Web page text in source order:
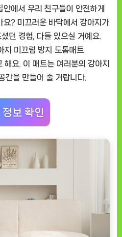
매
30x30cm”
솔
직
사
용
전
에서 우리 친구들이 안전하게
요? 미끄러운 바닥에서 강아지가
던 경험, 다들 있으실 거예요.
지 미끄럼 방지 도톰매트
요. 이 매트는 여러분의 강아지
간을 만들어 줄 거랍니다.
정보 확인